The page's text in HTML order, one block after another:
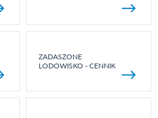
ZADASZONE
LODOWISKO - CENNIK